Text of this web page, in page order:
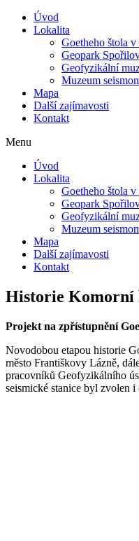
Úvod
Lokalita
Goetheho štola
Geopark
Geofyzikální
Muzeum
Mapa
Další zajímavosti
Kontakt
Menu
Úvod
Lokalita
Goetheho štola
Geopark
Geofyzikální
Muzeum
Mapa
Další zajímavosti
Kontakt
Historie Komorní
Projekt na zpřístupnění
Novodobou etapou historie
město Františkovy Lázně,
pracovníků Geofyzikálního
seismické stanice byl zvolen